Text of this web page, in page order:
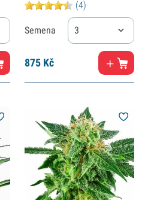
(4)
Semena 3
875Kč